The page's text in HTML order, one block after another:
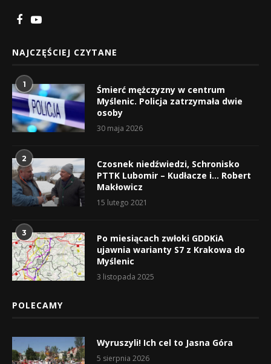
NAJCZĘŚCIEJ CZYTANE
1
Śmierć mężczyzny w centrum
Myślenic. Policja zatrzymała dwie
osoby
30 maja 2026
2
Czosnek niedźwiedzi, Schronisko
PTTK Lubomir – Kudłacze i… Robert
Makłowicz
15 lutego 2021
3
Po miesiącach zwłoki GDDKiA
ujawnia warianty S7 z Krakowa do
Myślenic
3 listopada 2025
POLECAMY
Wyruszyli! Ich cel to Jasna Góra
5 sierpnia 2026